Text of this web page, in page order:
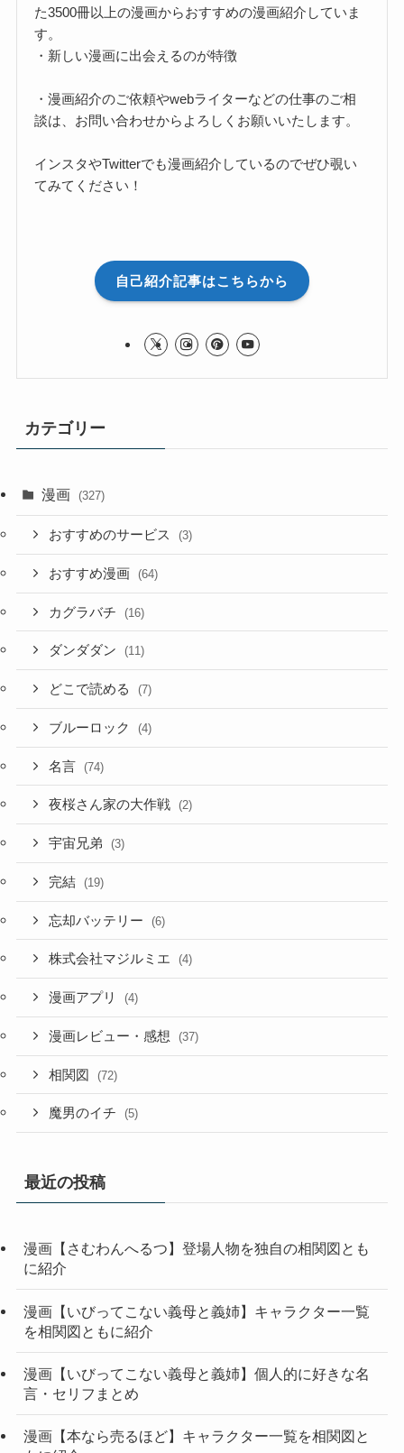
た3500冊以上の漫画からおすすめの漫画紹介していま
す。
・新しい漫画に出会えるのが特徴
・漫画紹介のご依頼やwebライターなどの仕事のご相
談は、お問い合わせからよろしくお願いいたします。
インスタやTwitterでも漫画紹介しているのでぜひ覗い
てみてください！
自己紹介記事はこちらから
カテゴリー
漫画 (327)
おすすめのサービス (3)
おすすめ漫画 (64)
カグラバチ (16)
ダンダダン (11)
どこで読める (7)
ブルーロック (4)
名言 (74)
夜桜さん家の大作戦 (2)
宇宙兄弟 (3)
完結 (19)
忘却バッテリー (6)
株式会社マジルミエ (4)
漫画アプリ (4)
漫画レビュー・感想 (37)
相関図 (72)
魔男のイチ (5)
最近の投稿
漫画【さむわんへるつ】登場人物を独自の相関図とも
に紹介
漫画【いびってこない義母と義姉】キャラクター一覧
を相関図ともに紹介
漫画【いびってこない義母と義姉】個人的に好きな名
言・セリフまとめ
漫画【本なら売るほど】キャラクター一覧を相関図と